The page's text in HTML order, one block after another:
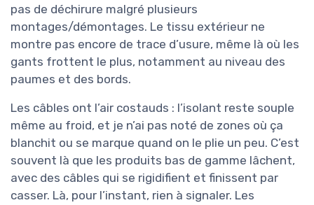
pas de déchirure malgré plusieurs
montages/démontages. Le tissu extérieur ne
montre pas encore de trace d’usure, même là où les
gants frottent le plus, notamment au niveau des
paumes et des bords.
Les câbles ont l’air costauds : l’isolant reste souple
même au froid, et je n’ai pas noté de zones où ça
blanchit ou se marque quand on le plie un peu. C’est
souvent là que les produits bas de gamme lâchent,
avec des câbles qui se rigidifient et finissent par
casser. Là, pour l’instant, rien à signaler. Les